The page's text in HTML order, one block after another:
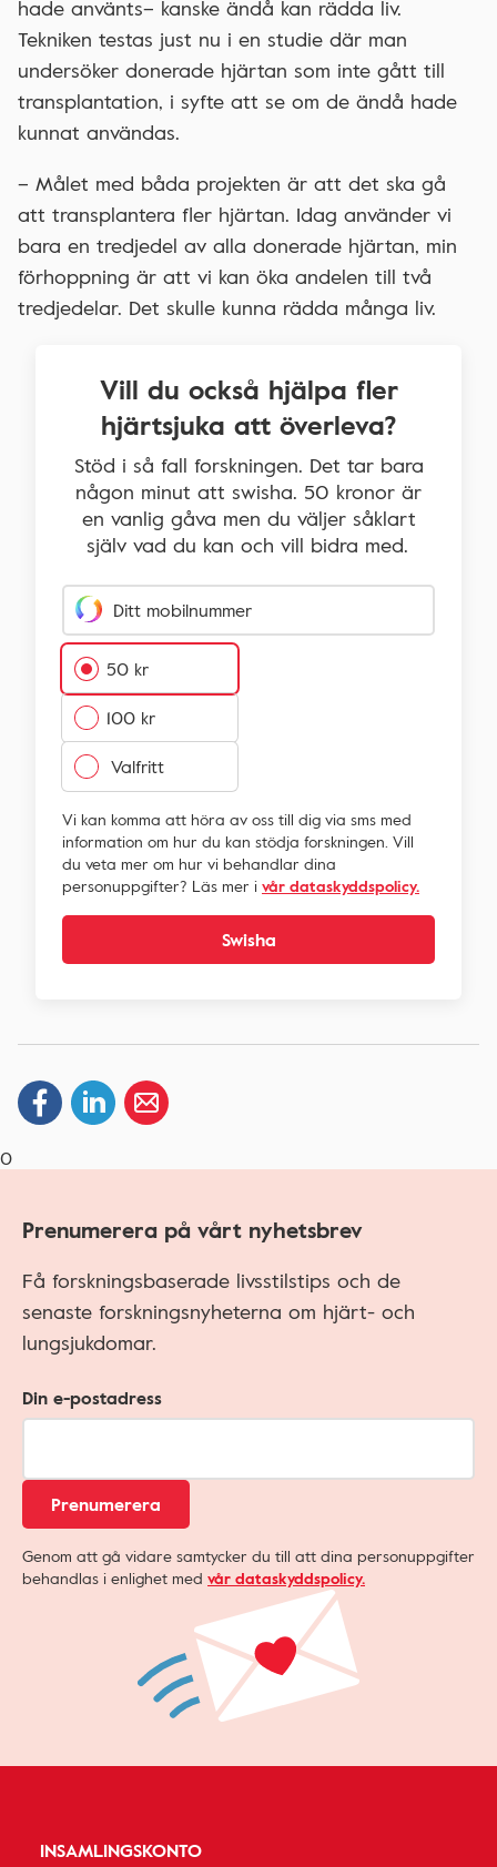
hade använts– kanske ändå kan rädda liv.
Tekniken testas just nu i en studie där man
undersöker donerade hjärtan som inte gått till
transplantation, i syfte att se om de ändå hade
kunnat användas.
– Målet med båda projekten är att det ska gå
att transplantera fler hjärtan. Idag använder vi
bara en tredjedel av alla donerade hjärtan, min
förhoppning är att vi kan öka andelen till två
tredjedelar. Det skulle kunna rädda många liv.
Vill du också hjälpa fler
hjärtsjuka att överleva?
Stöd i så fall forskningen. Det tar bara
någon minut att swisha. 50 kronor är
en vanlig gåva men du väljer såklart
själv vad du kan och vill bidra med.
Ange ditt mobilnummer som är kopplat till Swish.
Ditt mobilnummer
50 kr
100 kr
Vi kan komma att höra av oss till dig via sms med
information om hur du kan stödja forskningen. Vill
du veta mer om hur vi behandlar dina
personuppgifter? Läs mer ivår dataskyddspolicy.
Swisha
0
Prenumerera på vårt nyhetsbrev
Få forskningsbaserade livsstilstips och de
senaste forskningsnyheterna om hjärt- och
lungsjukdomar.
Din e-postadress
Prenumerera
Genom att gå vidare samtycker du till att dina personuppgifter
behandlas i enlighet med vår dataskyddspolicy.
INSAMLINGSKONTO